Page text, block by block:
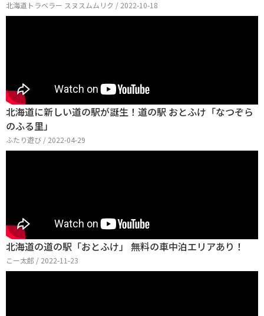
北海道トラベラー スヌスムムリク / 2022-10-18
北海道に新しい道の駅が誕生！道の駅 おとふけ「なつぞら
のふる里」
ふたり遊び / 2022-04-29
北海道の道の駅「おとふけ」 無料の車中泊エリアあり！
こー太郎 / 2022-11-23